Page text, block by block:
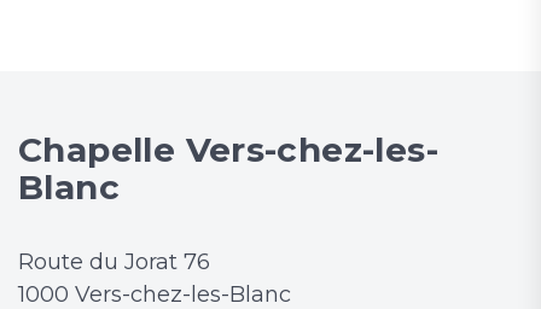
Chapelle Vers-chez-les-
Blanc
Route du Jorat 76
1000 Vers-chez-les-Blanc